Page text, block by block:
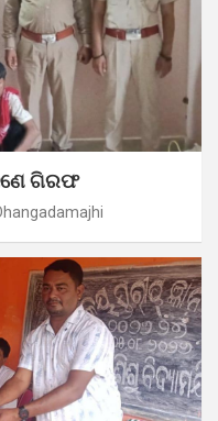
ଗିରଫ